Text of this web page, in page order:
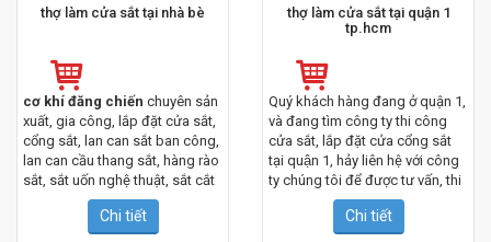
thợ làm cửa sắt tại nhà bè
cơ khí đăng chiến chuyên sản
xuất, gia công, lắp đặt cửa sắt,
cổng sắt, lan can sắt ban công,
lan can cầu thang sắt, hàng rào
sắt, sắt uốn nghệ thuật, sắt cắt
CNC mỹ thuật,…Với mức giá tốt
nhất tại nhà bè.Chi tiết
thợ làm cửa sắt tại quận 1
tp.hcm
Quý khách hàng đang ở quận 1,
và đang tìm công ty thi công
cửa sắt, lắp đặt cửa cổng sắt
tại quận 1, hảy liên hệ với công
ty chúng tôi để được tư vấn, thi
công qua số0967.182.229
Chi tiết